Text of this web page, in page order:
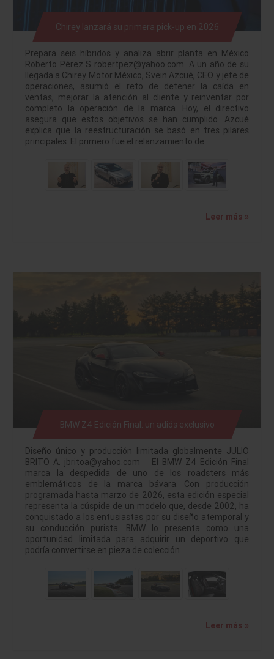
Chirey lanzará su primera pick-up en 2026
Prepara seis híbridos y analiza abrir planta en México
Roberto Pérez S robertpez@yahoo.com. A un año de su
llegada a Chirey Motor México, Svein Azcué, CEO y jefe de
operaciones, asumió el reto de detener la caída en
ventas, mejorar la atención al cliente y reinventar por
completo la operación de la marca. Hoy, el directivo
asegura que estos objetivos se han cumplido. Azcué
explica que la reestructuración se basó en tres pilares
principales. El primero fue el relanzamiento de…
Leer más »
BMW Z4 Edición Final: un adiós exclusivo
Diseño único y producción limitada globalmente JULIO
BRITO A. jbritoa@yahoo.com El BMW Z4 Edición Final
marca la despedida de uno de los roadsters más
emblemáticos de la marca bávara. Con producción
programada hasta marzo de 2026, esta edición especial
representa la cúspide de un modelo que, desde 2002, ha
conquistado a los entusiastas por su diseño atemporal y
su conducción purista. BMW lo presenta como una
oportunidad limitada para adquirir un deportivo que
podría convertirse en pieza de colección.…
Leer más »